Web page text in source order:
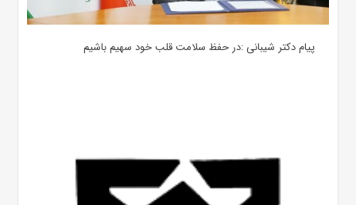
پیام دکتر شیبانی :در حفظ سلامت قلب خود سهیم باشیم